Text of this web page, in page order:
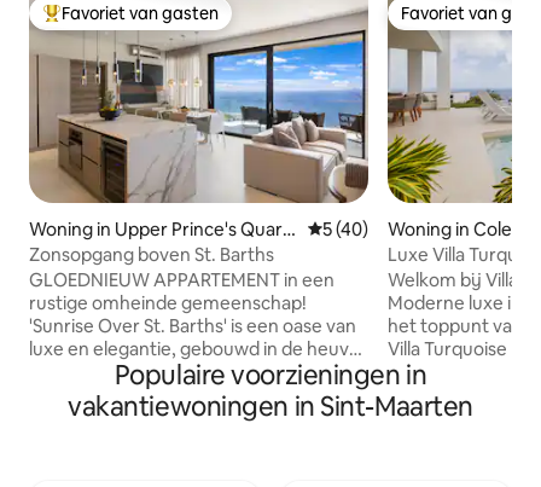
Topfavoriet van gasten
Favoriet van gasten
Woning in Upper Prince's Quart
er
Gemiddelde beoordeling
5 (40)
Zonsopgang boven St. Barths
GLOEDNIEUW APPARTEMENT in een
rustige omheinde gemeenschap!
'Sunrise Over St. Barths' is een oase van
luxe en elegantie, gebouwd in de heuvel
met uitzicht op de Atlantische Oceaan
en St Barth. Geniet elke ochtend van de
zonsopgang in deze moderne
Favoriet van
Favoriet van
Woning in Cole
Luxe Villa
Key
Welkom bij Villa
Moderne luxe in
het toppunt van
Villa Turquoise
villa in de
moderne
voor ontspanning
Populaire voorzieningen in
vakantiewoningen in Sint-Maarten